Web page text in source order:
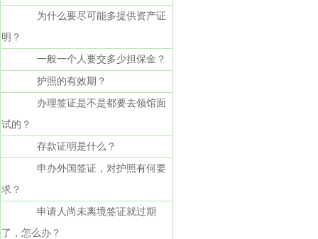
为什么要尽可能多提供资产证
明？
一般一个人要交多少担保金？
护照的有效期？
办理签证是不是都要去领馆面
试的？
存款证明是什么？
申办外国签证，对护照有何要
求？
申请人尚未离境签证就过期
了，怎么办？